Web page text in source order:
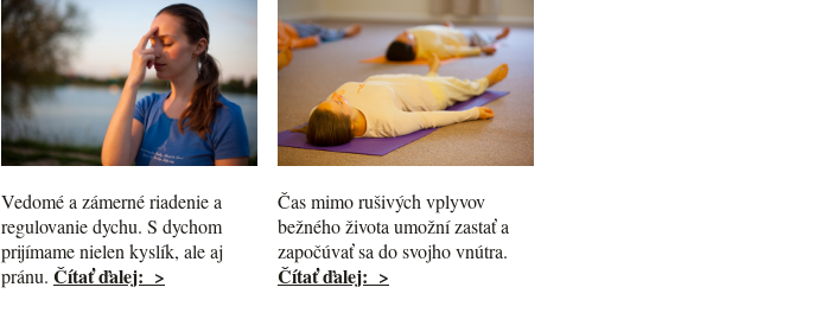
Vedomé a zámerné riadenie a
regulovanie dychu. S dychom
prijímame nielen kyslík, ale aj
pránu. Čítať ďalej: >
Čas mimo rušivých vplyvov
bežného života umožní zastať a
započúvať sa do svojho vnútra.
Čítať ďalej: >